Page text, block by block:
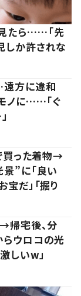
たら……「先
しか許されな
遠方に違和
ノに……「ぐ
買った着物→
”に「良い
宝だ」「掘り
帰宅後、分
ウロコの光
しいw」